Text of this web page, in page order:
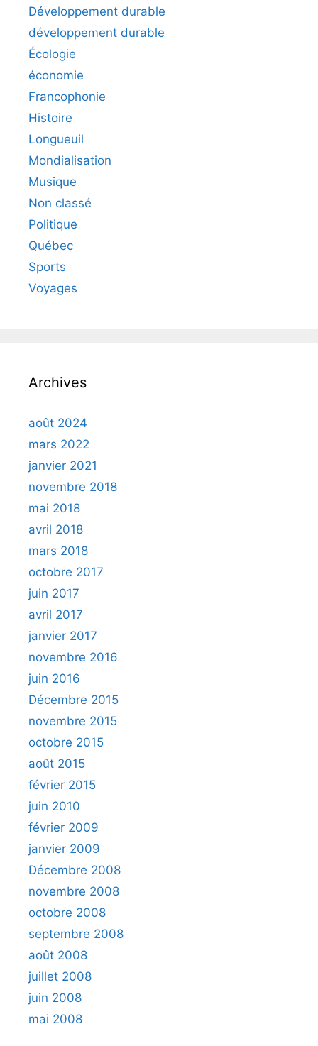
Développement durable
développement durable
Écologie
économie
Francophonie
Histoire
Longueuil
Mondialisation
Musique
Non classé
Politique
Québec
Sports
Voyages
Archives
août 2024
mars 2022
janvier 2021
novembre 2018
mai 2018
avril 2018
mars 2018
octobre 2017
juin 2017
avril 2017
janvier 2017
novembre 2016
juin 2016
Décembre 2015
novembre 2015
octobre 2015
août 2015
février 2015
juin 2010
février 2009
janvier 2009
Décembre 2008
novembre 2008
octobre 2008
septembre 2008
août 2008
juillet 2008
juin 2008
mai 2008